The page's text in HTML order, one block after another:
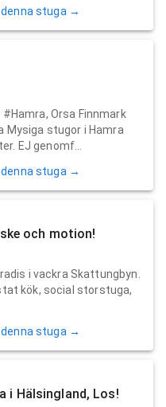
stuga →
#Hamra, Orsa Finnmark
Mysiga stugor i Hamra
EJ genomf...
stuga →
och motion!
i vackra Skattungbyn.
kök, social storstuga,
stuga →
i Hälsingland, Los!